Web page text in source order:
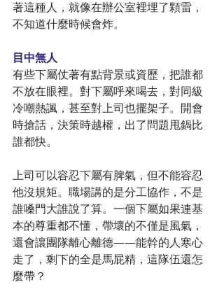
著這種人，就像在辦公室裡埋了顆雷，
不知道什麼時候會炸。
目中無人
有些下屬仗著有點背景或資歷，把誰都
不放在眼裡。對下屬呼來喝去，對同級
冷嘲熱諷，甚至對上司也擺架子。開會
時搶話，決策時越權，出了問題甩鍋比
誰都快。
上司可以容忍下屬有脾氣，但不能容忍
他沒規矩。職場講的是分工協作，不是
誰嗓門大誰說了算。一個下屬如果連基
本的尊重都不懂，帶壞的不僅是風氣，
還會讓團隊離心離德——能幹的人寒心
走了，剩下的全是馬屁精，這隊伍還怎
麼帶？